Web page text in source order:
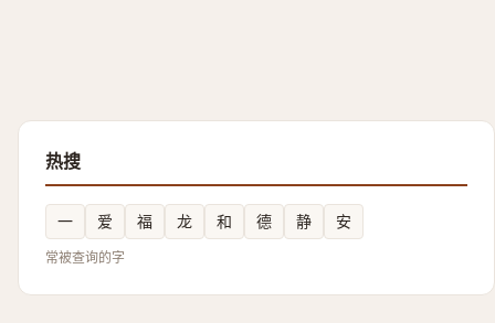
热搜
一 爱 福 龙 和 德 静 安
常被查询的字